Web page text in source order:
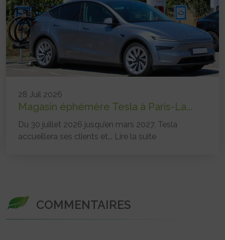
28 Juil 2026
Magasin éphémère Tesla à Paris-La...
Du 30 juillet 2026 jusqu’en mars 2027, Tesla
accueillera ses clients et... Lire la suite
COMMENTAIRES